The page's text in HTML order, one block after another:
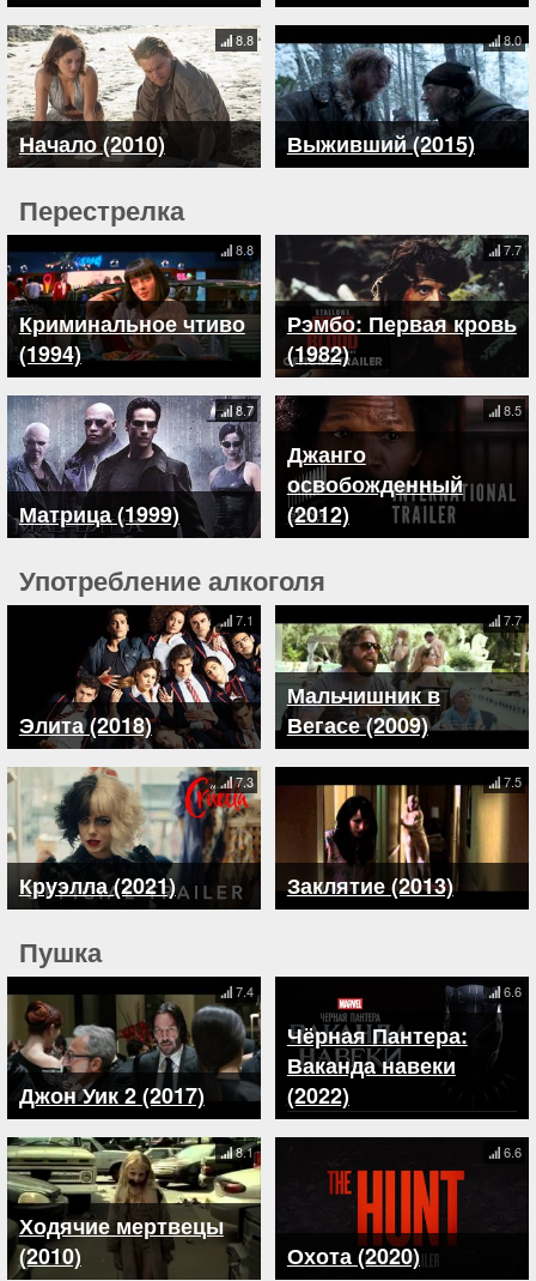
Начало (2010)
8.8
Выживший (2015)
8.0
Перестрелка
Криминальное чтиво
(1994)
8.8
Рэмбо: Первая кровь
(1982)
7.7
Матрица (1999)
8.7
Джанго
освобожденный
(2012)
8.5
Употребление алкоголя
Элита (2018)
7.1
Мальчишник в
Вегасе (2009)
7.7
Круэлла (2021)
7.3
Заклятие (2013)
7.5
Пушка
Джон Уик 2 (2017)
7.4
Чёрная Пантера:
Ваканда навеки
(2022)
6.6
Ходячие мертвецы
(2010)
8.1
Охота (2020)
6.6